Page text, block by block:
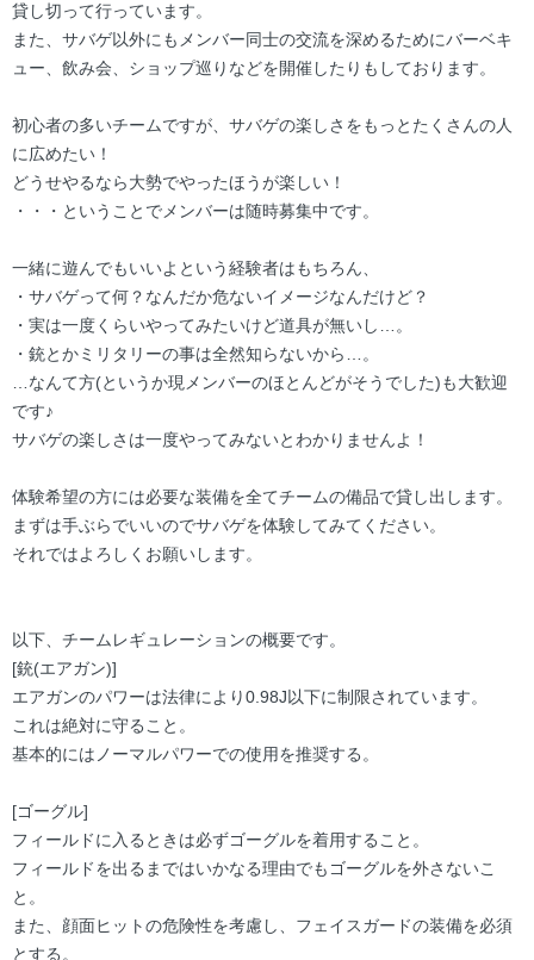
貸し切って行っています。
また、サバゲ以外にもメンバー同士の交流を深めるためにバーベキ
ュー、飲み会、ショップ巡りなどを開催したりもしております。
初心者の多いチームですが、サバゲの楽しさをもっとたくさんの人
に広めたい！
どうせやるなら大勢でやったほうが楽しい！
・・・ということでメンバーは随時募集中です。
一緒に遊んでもいいよという経験者はもちろん、
・サバゲって何？なんだか危ないイメージなんだけど？
・実は一度くらいやってみたいけど道具が無いし…。
・銃とかミリタリーの事は全然知らないから…。
…なんて方(というか現メンバーのほとんどがそうでした)も大歓迎
です♪
サバゲの楽しさは一度やってみないとわかりませんよ！
体験希望の方には必要な装備を全てチームの備品で貸し出します。
まずは手ぶらでいいのでサバゲを体験してみてください。
それではよろしくお願いします。
以下、チームレギュレーションの概要です。
[銃(エアガン)]
エアガンのパワーは法律により0.98J以下に制限されています。
これは絶対に守ること。
基本的にはノーマルパワーでの使用を推奨する。
[ゴーグル]
フィールドに入るときは必ずゴーグルを着用すること。
フィールドを出るまではいかなる理由でもゴーグルを外さないこ
と。
また、顔面ヒットの危険性を考慮し、フェイスガードの装備を必須
とする。